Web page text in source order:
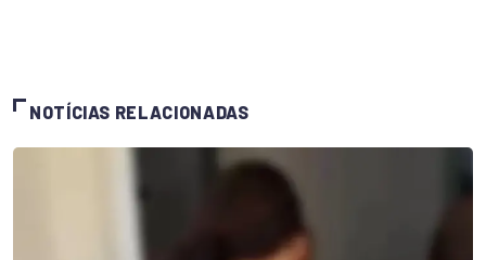
NOTÍCIAS RELACIONADAS